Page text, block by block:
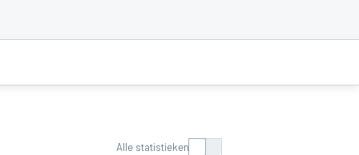
Alle statistieken